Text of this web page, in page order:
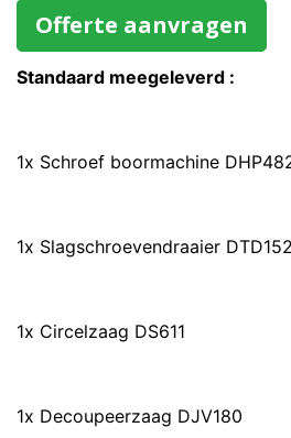
Offerte aanvragen
Standaard meegeleverd :
1x Schroef boormachine
1x Slagschroevendraaier DTD152
1x Circelzaag DS611
1x Decoupeerzaag DJV180